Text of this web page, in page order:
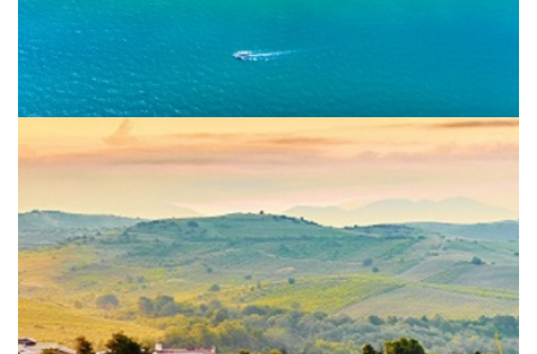
Weinerlebnis in Nordgriechenland
und Südbulgarien 2026